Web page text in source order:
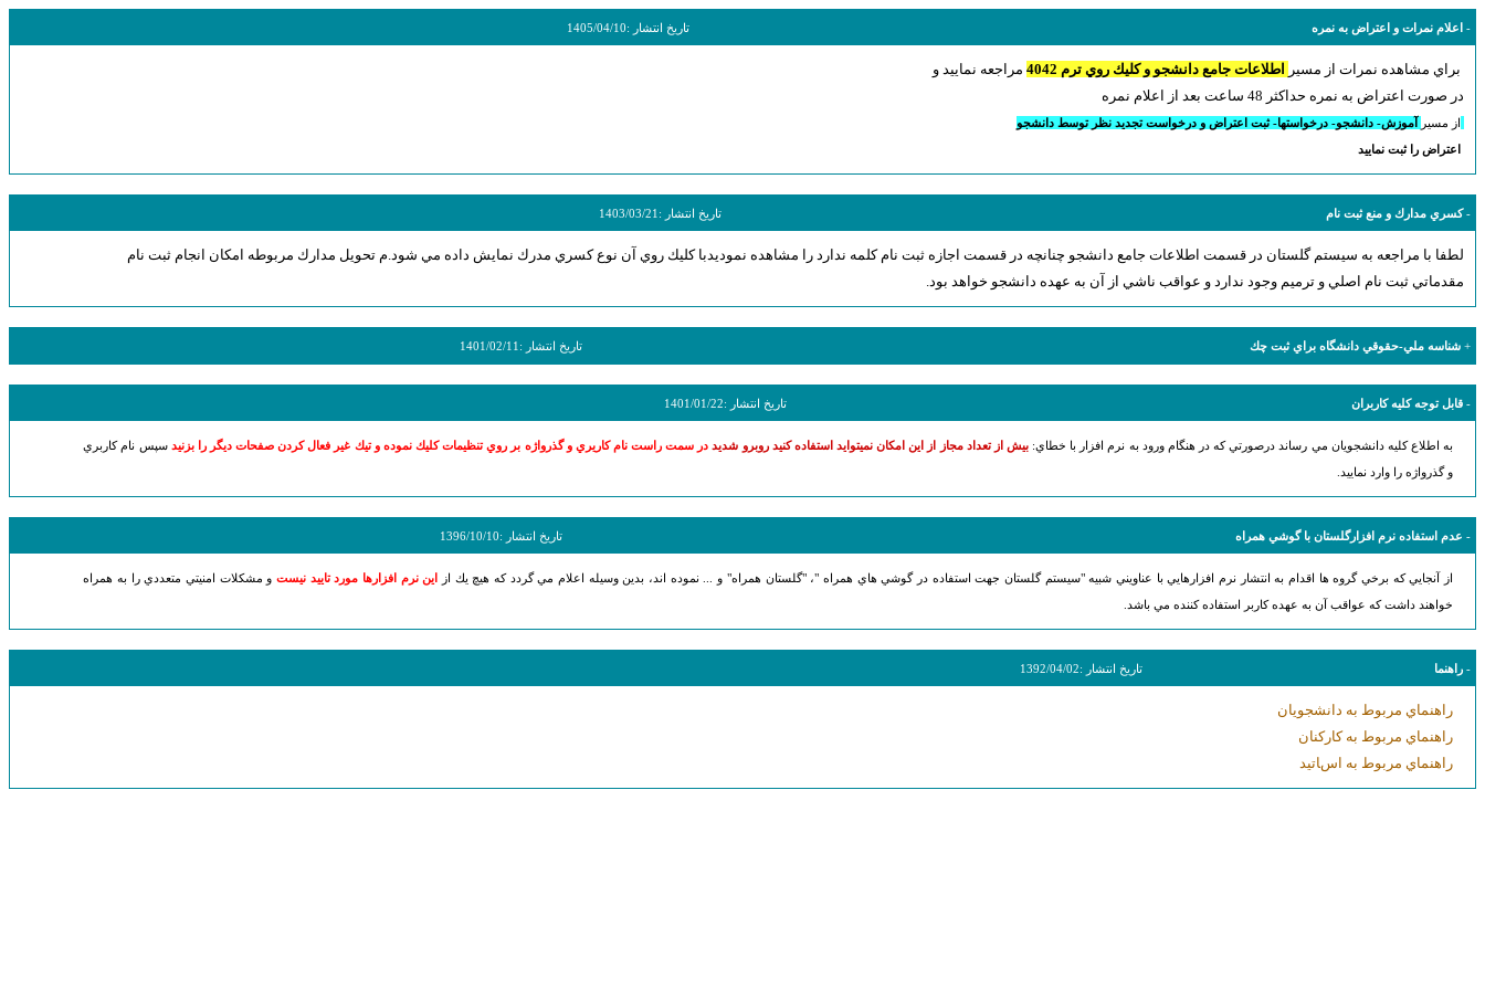
- اعلام نمرات و اعتراض به نمره تاريخ انتشار :1405/04/10
براي مشاهده نمرات از مسير اطلاعات جامع دانشجو و كليك روي ترم 4042
در صورت اعتراض به نمره حداكثر 48 ساعت بعد از اعلام نمره
از مسير
-كسري مدارك و منع ثبت نام تاريخ انتشار : 1403/03/21
لطفا با مراجعه به سيستم گلستان در قسمت اطلاعات جامع دانشجو چنانچه در قسمت اجازه ثبت نام كلمه ندارد را مشاهده نموديدبا كليك روي آن نوع كسري مدرك نمايش داده مي شود.م تحويل مدارك مربوطه امكان انجام ثبت نام
مقدماتي ثبت نام اصلي و ترميم وجود ندارد و عواقب ناشي از آن به عهده دانشجو خواهد بود.
+ شناسه ملي-حقوقي دانشگاه براي ثبت چك تاريخ انتشار : 1401/02/11
- قابل توجه كليه كاربران تاريخ انتشار :1401/01/22
به اطلاع كليه دانشجويان مي رساند درصورتي كه در هنگام ورود به نرم افزار با خطاي:بيش از تعداد مجاز از اين امكان نميتوايد استفاده كنيد روبرو شديد در سمت راست نام كاريري و گذرواژه بر روي تنظيمات كليك نموده و تيك غير فعال كردن صفحات ديگر را بزنيدسپس نام كاربري
و گذرواژه را وارد نماييد.
- عدم استفاده نرم افزارگلستان با گوشي همراه تاريخ انتشار :1396/10/10
از آنجايي كه برخي گروه ها اقدام به انتشار نرم افزارهايي با عناويني شبيه "سيستم گلستان جهت استفاده در گوشي هاي همراه "، "گلستان همراه" و ... نموده اند، بدين وسيله اعلام مي گردد كه هيچ يك از اين نرم افزارها مورد تاييد نيستو مشكلات امنيتي متعددي را به همراه
خواهند داشت كه عواقب آن به عهده كاربر استفاده كننده مي باشد.
- راهنما تاريخ انتشار :1392/04/02
راهنماي مربوط به دانشجويان
راهنماي مربوط به كاركنان
راهنماي مربوط به اساتيد